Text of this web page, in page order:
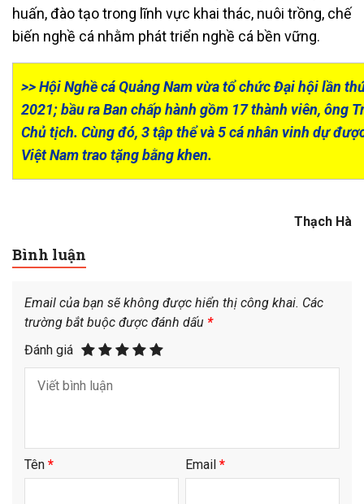
huấn, đào tạo trong lĩnh vực khai thác, nuôi trồng, chế
biến nghề cá nhằm phát triển nghề cá bền vững.
>> Hội Nghề cá Quảng Nam vừa tổ chức Đại hội lần
2021; bầu ra Ban chấp hành gồm 17 thành viên, ông
Chủ tịch. Cùng đó, 3 tập thể và 5 cá nhân vinh dự
Việt Nam trao tặng bằng khen.
Thạch Hà
Bình luận
Email của bạn sẽ không được hiển thị công khai. Các
trường bắt buộc được đánh dấu *
Đánh giá
Tên * Email *